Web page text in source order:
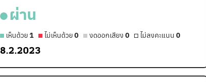
ผ่าน
เห็นด้วย 1 ไม่เห็นด้วย 0 งดออกเสียง 0 ไม่ลงคะแนน 0
8.2.2023